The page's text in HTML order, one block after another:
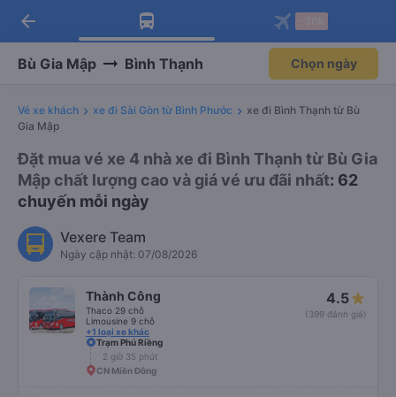
Tải app Vexere ngay!
Nhận ưu đãi thành viên độc
Mở app
Tải app Vexere
-30k/ghế khi đặt vé máy bay qua
Mở app
arrow_back
Bù Gia Mập Bình Thạnh Chọn ngày
Vé xe khách xe đi Sài Gòn từ Bình Phước
xe đi Bình Thạnh từ Bù
Gia Mập
Đặt mua vé xe 4 nhà xe đi Bình Thạnh từ Bù Gia
Mập chất lượng cao và giá vé ưu đãi nhất: 62
chuyến mỗi ngày
Vexere Team
Ngày cập nhật: 07/08/2026
Thành Công
Thaco 29 chỗ
Limousine 9 chỗ
+1 loại xe khác
4.5
(399 đánh giá)
Trạm Phú Riềng
2 giờ 35 phút
CN Miền Đông